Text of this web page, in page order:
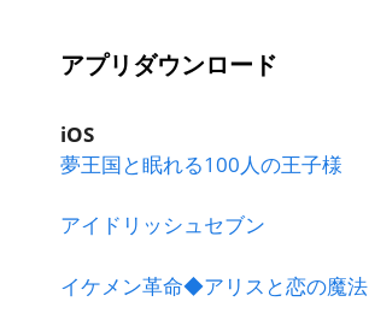
アプリダウンロード
iOS
夢王国と眠れる100人の王子様
アイドリッシュセブン
イケメン革命◆アリスと恋の魔法